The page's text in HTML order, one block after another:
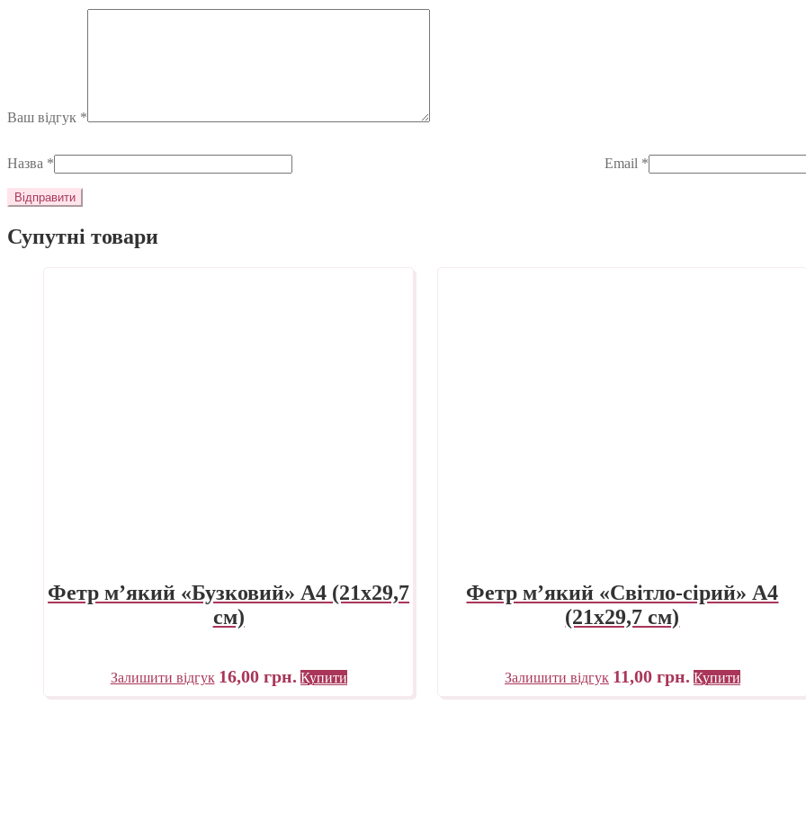
Ваш відгук *
Назва * Email *
Супутні товари
Фетр м’який «Бузковий» А4 (21х29,7
см)
Залишити відгук 16,00 грн. Купити
Фетр м’який «Світло-сірий» А4
(21х29,7 см)
Залишити відгук 11,00 грн. Купити